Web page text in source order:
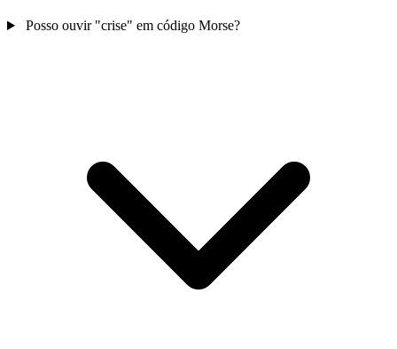
Posso ouvir "crise" em código Morse?